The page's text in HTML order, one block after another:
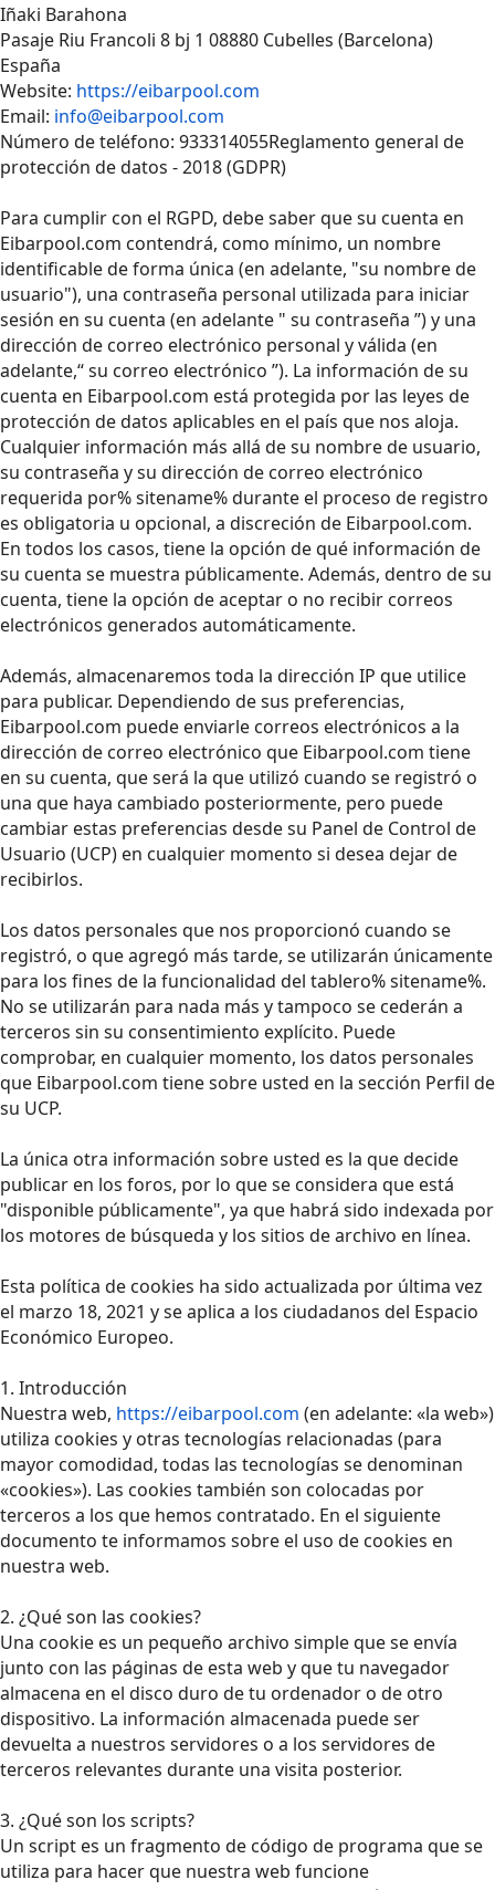
Iñaki Barahona
Pasaje Riu Francoli 8 bj 1 08880 Cubelles (Barcelona)
España
Website: https://eibarpool.com
Email: info@eibarpool.com
Número de teléfono: 933314055Reglamento general de
protección de datos - 2018 (GDPR)
Para cumplir con el RGPD, debe saber que su cuenta en
Eibarpool.com contendrá, como mínimo, un nombre
identificable de forma única (en adelante, "su nombre de
usuario"), una contraseña personal utilizada para iniciar
sesión en su cuenta (en adelante " su contraseña ”) y una
dirección de correo electrónico personal y válida (en
adelante,“ su correo electrónico ”). La información de su
cuenta en Eibarpool.com está protegida por las leyes de
protección de datos aplicables en el país que nos aloja.
Cualquier información más allá de su nombre de usuario,
su contraseña y su dirección de correo electrónico
requerida por% sitename% durante el proceso de registro
es obligatoria u opcional, a discreción de Eibarpool.com.
En todos los casos, tiene la opción de qué información de
su cuenta se muestra públicamente. Además, dentro de su
cuenta, tiene la opción de aceptar o no recibir correos
electrónicos generados automáticamente.
Además, almacenaremos toda la dirección IP que utilice
para publicar. Dependiendo de sus preferencias,
Eibarpool.com puede enviarle correos electrónicos a la
dirección de correo electrónico que Eibarpool.com tiene
en su cuenta, que será la que utilizó cuando se registró o
una que haya cambiado posteriormente, pero puede
cambiar estas preferencias desde su Panel de Control de
Usuario (UCP) en cualquier momento si desea dejar de
recibirlos.
Los datos personales que nos proporcionó cuando se
registró, o que agregó más tarde, se utilizarán únicamente
para los fines de la funcionalidad del tablero% sitename%.
No se utilizarán para nada más y tampoco se cederán a
terceros sin su consentimiento explícito. Puede
comprobar, en cualquier momento, los datos personales
que Eibarpool.com tiene sobre usted en la sección Perfil de
su UCP.
La única otra información sobre usted es la que decide
publicar en los foros, por lo que se considera que está
"disponible públicamente", ya que habrá sido indexada por
los motores de búsqueda y los sitios de archivo en línea.
Esta política de cookies ha sido actualizada por última vez
el marzo 18, 2021 y se aplica a los ciudadanos del Espacio
Económico Europeo.
1. Introducción
Nuestra web, https://eibarpool.com (en adelante: «la web»)
utiliza cookies y otras tecnologías relacionadas (para
mayor comodidad, todas las tecnologías se denominan
«cookies»). Las cookies también son colocadas por
terceros a los que hemos contratado. En el siguiente
documento te informamos sobre el uso de cookies en
nuestra web.
2. ¿Qué son las cookies?
Una cookie es un pequeño archivo simple que se envía
junto con las páginas de esta web y que tu navegador
almacena en el disco duro de tu ordenador o de otro
dispositivo. La información almacenada puede ser
devuelta a nuestros servidores o a los servidores de
terceros relevantes durante una visita posterior.
3. ¿Qué son los scripts?
Un script es un fragmento de código de programa que se
utiliza para hacer que nuestra web funcione